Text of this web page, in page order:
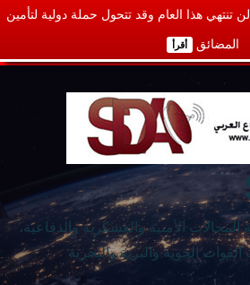
تنتهي هذا العام وقد تتحول حملة دولية لتأمين
المضائق أقرأ
الأمنية والعسكرية والدفاعية،
الجوية والبرية والبحرية